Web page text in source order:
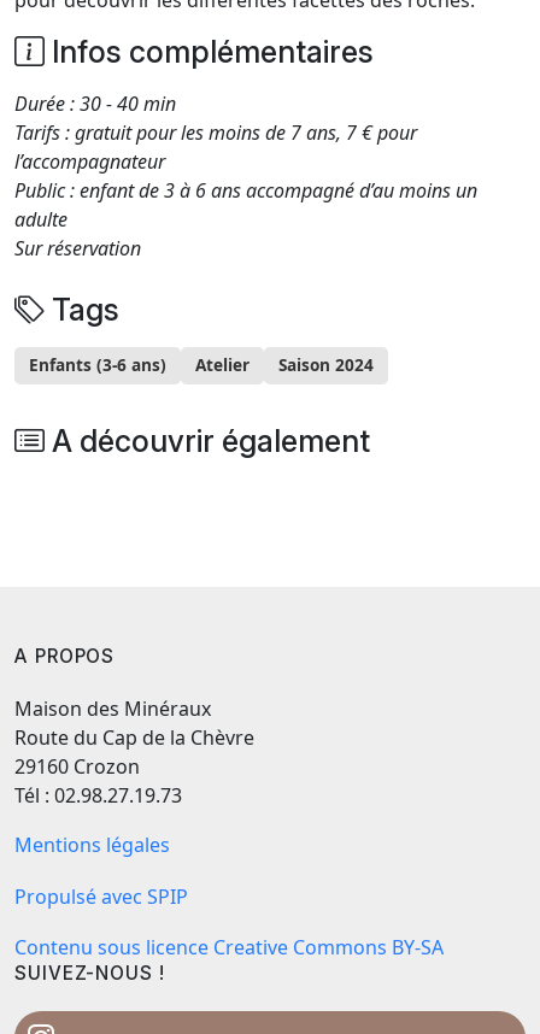
Infos complémentaires
Durée : 30 - 40 min
Tarifs : gratuit pour les moins de 7 ans, 7 € pour
l’accompagnateur
Public : enfant de 3 à 6 ans accompagné d’au moins un
adulte
Sur réservation
Tags
Enfants (3-6 ans) Atelier Saison 2024
A découvrir également
A PROPOS
Maison des Minéraux
Route du Cap de la Chèvre
29160 Crozon
Tél : 02.98.27.19.73
Mentions légales
Propulsé avec SPIP
Contenu sous licence Creative Commons BY-SA
SUIVEZ-NOUS !